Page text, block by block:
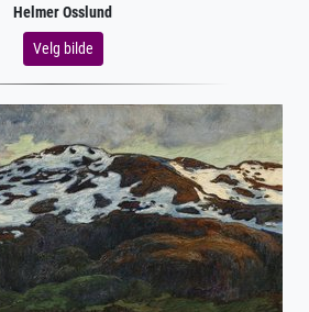
Helmer Osslund
Velg bilde